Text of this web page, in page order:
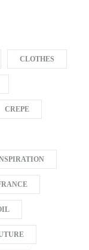
CLOTHES
CREPE